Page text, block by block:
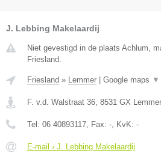
J. Lebbing Makelaardij
Niet gevestigd in de plaats Achlum,
Friesland.
Friesland » Lemmer Google maps ▼
F. v.d. Walstraat 36 8531 GX Lemmer
Tel: 06 40893117 , Fax: - , KvK: -
E-mail › J. Lebbing Makelaardij